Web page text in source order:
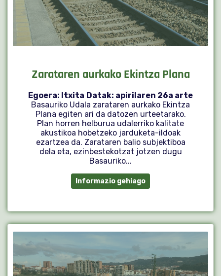
Zarataren aurkako Ekintza Plana
Egoera: Itxita Datak: apirilaren 26a arte
Basauriko Udala zarataren aurkako Ekintza
Plana egiten ari da datozen urteetarako.
Plan horren helburua udalerriko kalitate
akustikoa hobetzeko jarduketa-ildoak
ezartzea da. Zarataren balio subjektiboa
dela eta, ezinbestekotzat jotzen dugu
Basauriko...
Informazio gehiago